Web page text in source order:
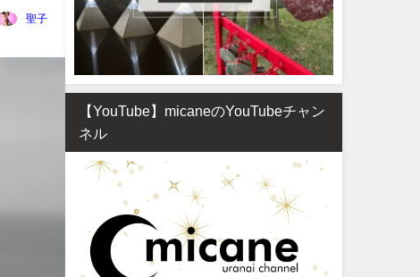
聖子
【YouTube】micaneのYouTubeチャン
ネル